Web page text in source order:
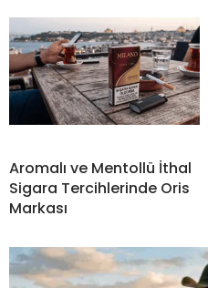
Aromalı ve Mentollü İthal
Sigara Tercihlerinde Oris
Markası